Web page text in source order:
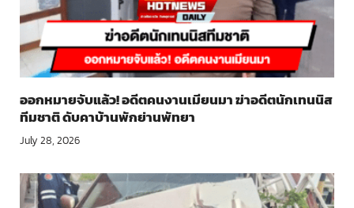
ออกหมายจับแล้ว! อดีตคนงานเมียนมา ฆ่าอดีตนักเทนนิส
ทีมชาติ ดับคาบ้านพักย่านพัทยา
July 28, 2026